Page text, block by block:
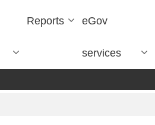
Reports eGov
services